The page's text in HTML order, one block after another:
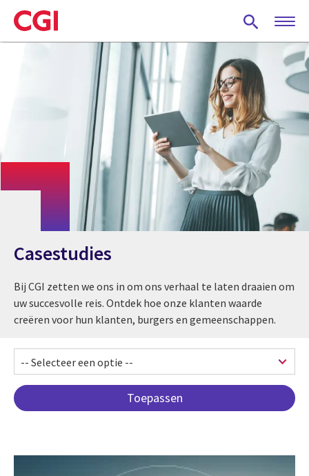
Skip
to
main
Casestudies
Bij CGI zetten we ons in om ons verhaal te laten draaien om
uw succesvolle reis. Ontdek hoe onze klanten waarde
creëren voor hun klanten, burgers en gemeenschappen.